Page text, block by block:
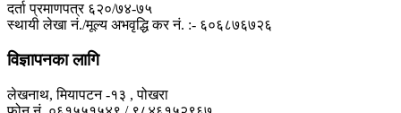
दर्ता प्रमाणपत्र ६२०/७४-७५
स्थायी लेखा नं./मूल्य अभवृद्धि कर नं. :- ६०६८७६७२६
विज्ञापनका लागि
लेखनाथ, मियापटन -१३ , पोखरा